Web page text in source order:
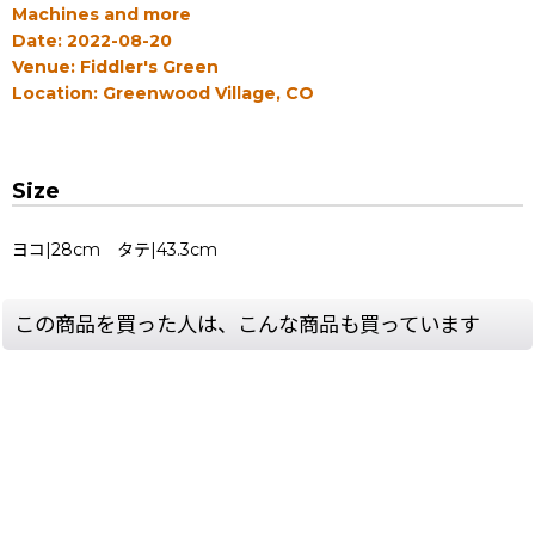
Machines and more
Date: 2022-08-20
Venue: Fiddler's Green
Location: Greenwood Village, CO
Size
ヨコ|28cm タテ|43.3cm
この商品を買った人は、こんな商品も買っています